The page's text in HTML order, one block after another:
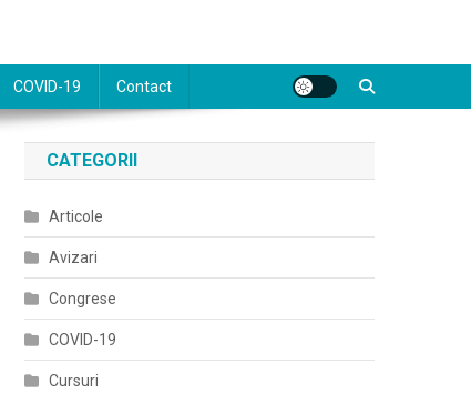
COVID-19 Contact
CATEGORII
Articole
Avizari
Congrese
COVID-19
Cursuri